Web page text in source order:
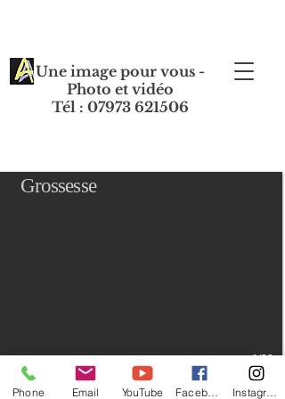
Une image pour vous -
Photo et vidéo
Tél : 07973 621506
1/20
Grossesse
Phone Email YouTube